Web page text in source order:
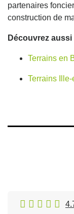
partenaires
construction de
Découvrez
Terrains en
Terrains